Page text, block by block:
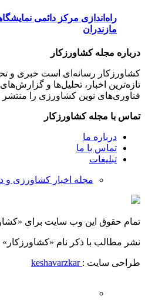
راه‌اندازی مرکز دائمی
مازندران
درباره مجله کشاورزکار
کشاورزکار رسانه‌ای است خبری و
تازه‌ترین اخبار، تحلیل‌ها و گزارش‌های
فناوری‌های نوین کشاورزی را
تماس با مجله کشاورزکار
درباره ما
تماس با ما
تبلیغات
مجله اخبار کشاورزی و
تمام حقوق این وب سایت برای
نشر مطالب با ذکر نام «کشاورزکار»
طراحی سایت : keshavarzkar